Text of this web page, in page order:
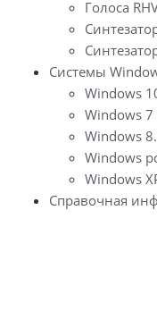
Голоса
Системы
Windows
Windows 7
Windows
Windows
Windows
Справочная